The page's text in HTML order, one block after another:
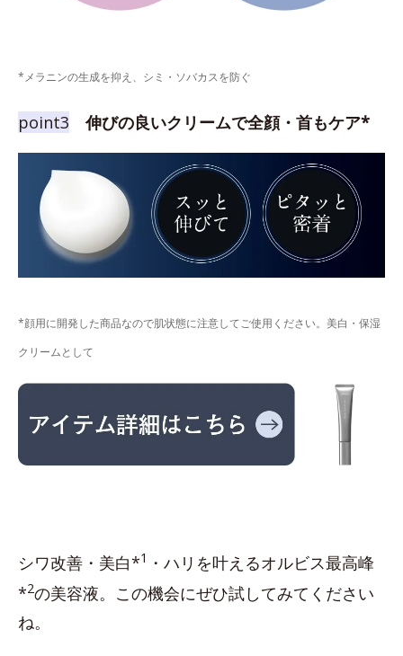
*メラニンの生成を抑え、シミ・ソバカスを防ぐ
point3 伸びの良いクリームで全顔・首もケア*
*顔用に開発した商品なので肌状態に注意してご使用ください。美白・保湿
クリームとして
シワ改善・美白*1 ・ハリを叶えるオルビス最高峰
*2の美容液。この機会にぜひ試してみてください
ね。